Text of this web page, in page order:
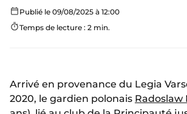
Publié le 09/08/2025 à 12:00
Temps de lecture : 2 min.
Arrivé en provenance du Legia
2020, le gardien polonais Radoslaw